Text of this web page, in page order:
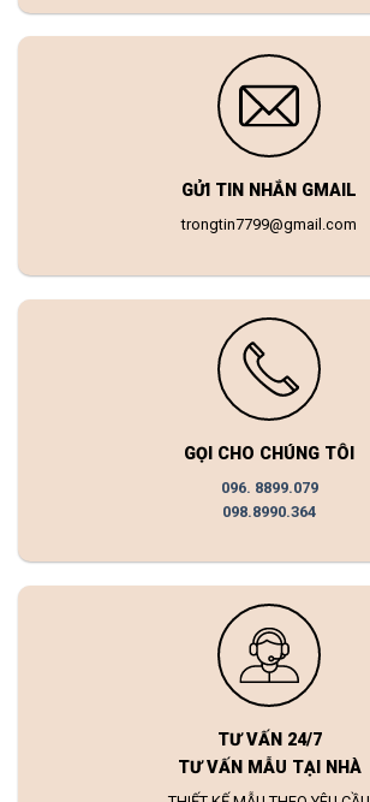
GỬI TIN NHẮN GMAIL
trongtin7799@gmail.com
GỌI CHO CHÚNG TÔI
096. 8899.079
098.8990.364
TƯ VẤN 24/7
TƯ VẤN MẪU TẠI NHÀ